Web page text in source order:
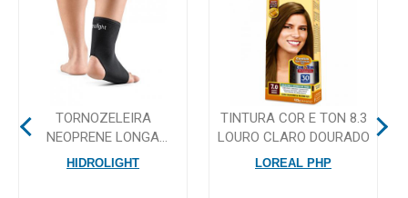
Mamãe
Medicamentos
TORNOZELEIRA
NEOPRENE LONGA
HIDROLIGHT TAMANHO G
HIDROLIGHT
TINTURA COR E TON 8.3
LOURO CLARO DOURADO
LOREAL PHP